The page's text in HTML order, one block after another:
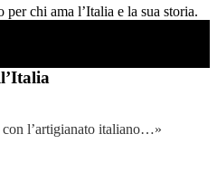
chi ama l’Italia e la sua storia.
l’artigianato italiano…»